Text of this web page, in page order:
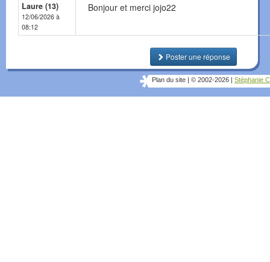
Laure (13)
12/06/2026 à
08:12
Bonjour et merci jojo22
Poster une réponse
Plan du site © 2002-2026 Stéphanie C